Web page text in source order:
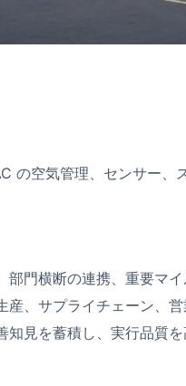
の空気管理、センサー、
部門横断の連携、重要マイ
産、サプライチェーン、
知見を蓄積し、実行品質を